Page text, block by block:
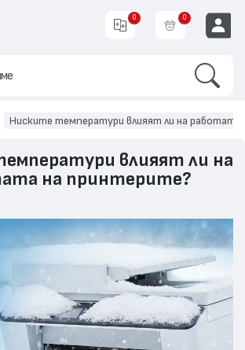
или код н
0 0
Ниските температури влияят ли на работата
влияят ли на
на принтерите?